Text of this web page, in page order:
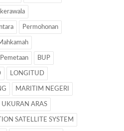
Permohonan
BUP
LONGITUD
MARITIM NEGERI
UKURAN ARAS
SATELLITE SYSTEM